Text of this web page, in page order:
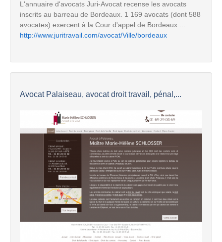
L'annuaire d'avocats Juri-Avocat recense les avocats
inscrits au barreau de Bordeaux. 1 169 avocats (dont 588
avocates) exercent à la Cour d'appel de Bordeaux ...
http://www.juritravail.com/avocat/Ville/bordeaux
Avocat Palaiseau, avocat droit travail, pénal,...